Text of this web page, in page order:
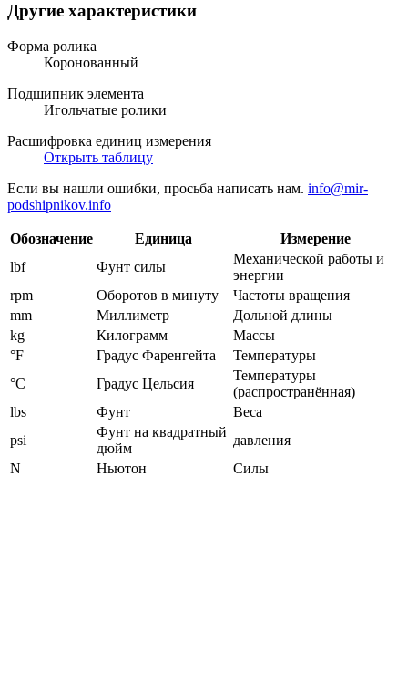
Другие характеристики
Форма ролика
Коронованный
Подшипник элемента
Игольчатые ролики
Расшифровка единиц измерения
Открыть таблицу
Если вы нашли ошибки, просьба написать нам. info@mir-
podshipnikov.info
Обозначение Единица
Измерение
lbf
Фунт силы
Механической работы и
энергии
rpm
Оборотов в минуту
Частоты вращения
mm
Миллиметр
Дольной длины
kg
Килограмм
Массы
°F
Градус Фаренгейта
Температуры
°C
Градус Цельсия
Температуры
(распространённая)
lbs
Фунт
Веса
psi
Фунт на квадратный
дюйм
давления
N
Ньютон Силы